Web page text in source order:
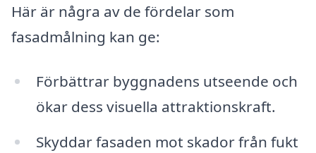
Här är några av de fördelar som
fasadmålning kan ge:
Förbättrar byggnadens utseende och
ökar dess visuella attraktionskraft.
Skyddar fasaden mot skador från fukt